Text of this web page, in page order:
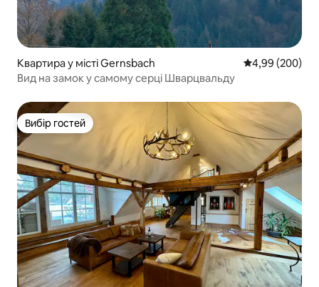
Квартира у місті Gernsbach Середня
4,99 (200)
Вид на замок у самому серці Шварцвальду
Вибір гостей
Вибір гостей